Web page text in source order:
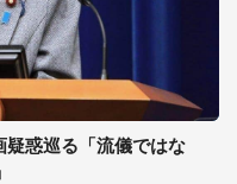
惑巡る「流儀ではな